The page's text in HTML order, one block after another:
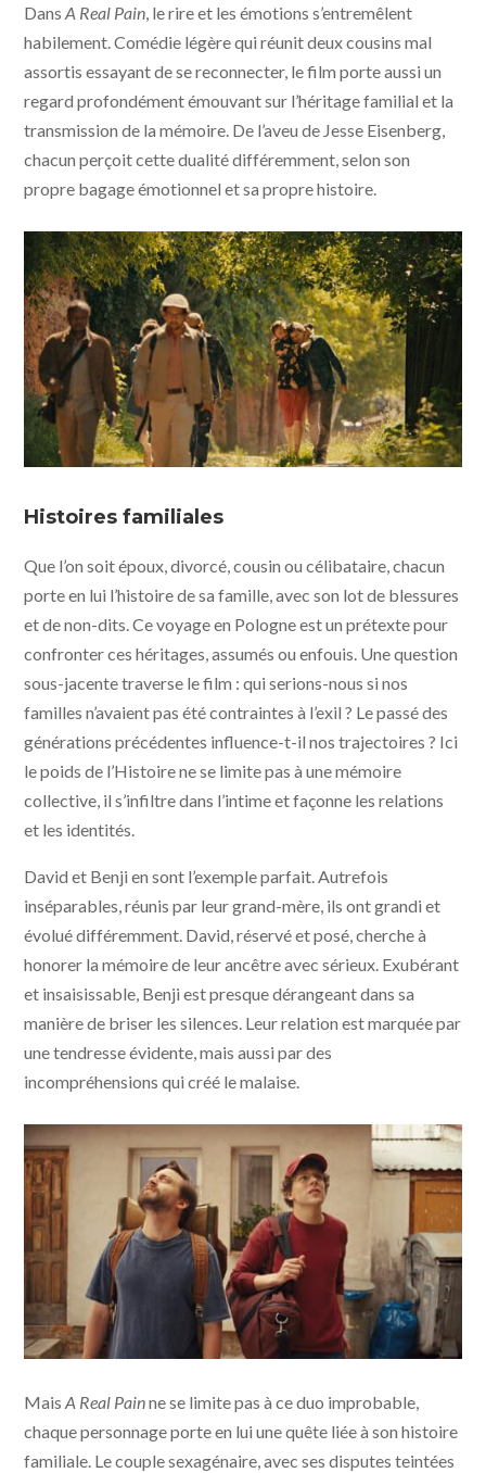
DansA Real Pain, le rire et les émotions s’entremêlent
habilement. Comédie légère qui réunit deux cousins mal
assortis essayant de se reconnecter, le film porte aussi un
regard profondément émouvant sur l’héritage familial et la
transmission de la mémoire. De l’aveu de Jesse Eisenberg,
chacun perçoit cette dualité différemment, selon son
propre bagage émotionnel et sa propre histoire.
Reserved
Histoires familiales
Que l’on soit époux, divorcé, cousin ou célibataire, chacun
porte en lui l’histoire de sa famille, avec son lot de blessures
et de non-dits. Ce voyage en Pologne est un prétexte pour
confronter ces héritages, assumés ou enfouis. Une question
sous-jacente traverse le film : qui serions-nous si nos
familles n’avaient pas été contraintes à l’exil ? Le passé des
générations précédentes influence-t-il nos trajectoires ? Ici
le poids de l’Histoire ne se limite pas à une mémoire
collective, il s’infiltre dans l’intime et façonne les relations
et les identités.
David et Benji en sont l’exemple parfait. Autrefois
inséparables, réunis par leur grand-mère, ils ont grandi et
évolué différemment. David, réservé et posé, cherche à
honorer la mémoire de leur ancêtre avec sérieux. Exubérant
et insaisissable, Benji est presque dérangeant dans sa
manière de briser les silences. Leur relation est marquée par
une tendresse évidente, mais aussi par des
incompréhensions qui créé le malaise.
Reserved
MaisA Real Painne se limite pas à ce duo improbable,
chaque personnage porte en lui une quête liée à son histoire
familiale. Le couple sexagénaire, avec ses disputes teintées